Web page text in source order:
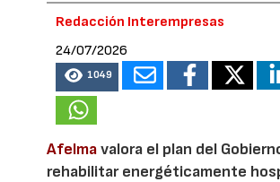
Redacción Interempresas
24/07/2026
1049
Afelmavalora el plan del
rehabilitar energéticamente